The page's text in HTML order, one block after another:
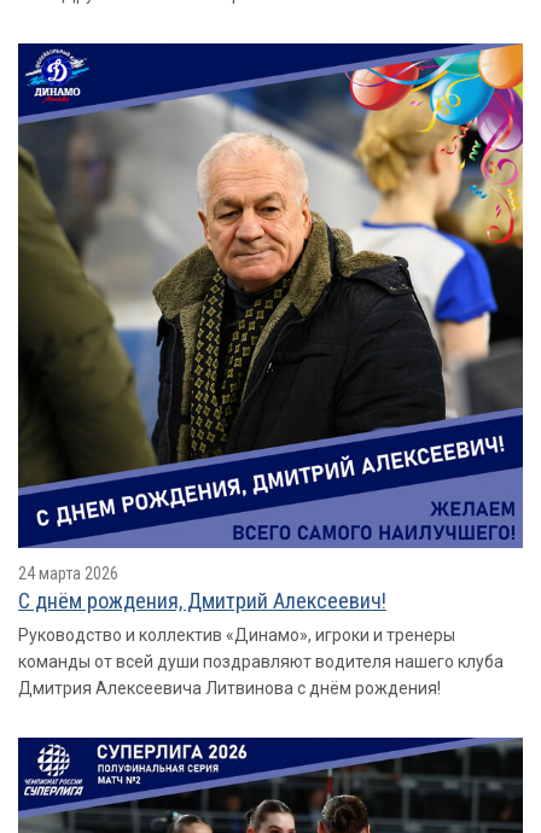
24 марта 2026
С днём рождения, Дмитрий Алексеевич!
Руководство и коллектив «Динамо», игроки и тренеры
команды от всей души поздравляют водителя нашего клуба
Дмитрия Алексеевича Литвинова с днём рождения!